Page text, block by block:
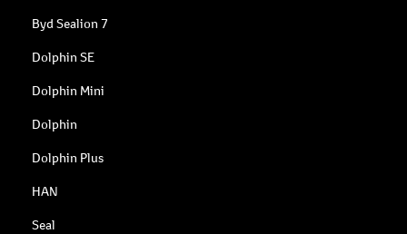
Byd Sealion 7
Dolphin SE
Dolphin Mini
Dolphin
Dolphin Plus
HAN
Seal